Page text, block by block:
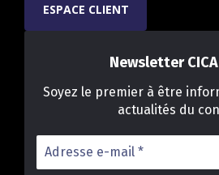
ESPACE CLIENT
Newsletter
Soyez le premier à être
actualités du
Adresse
e-
mail